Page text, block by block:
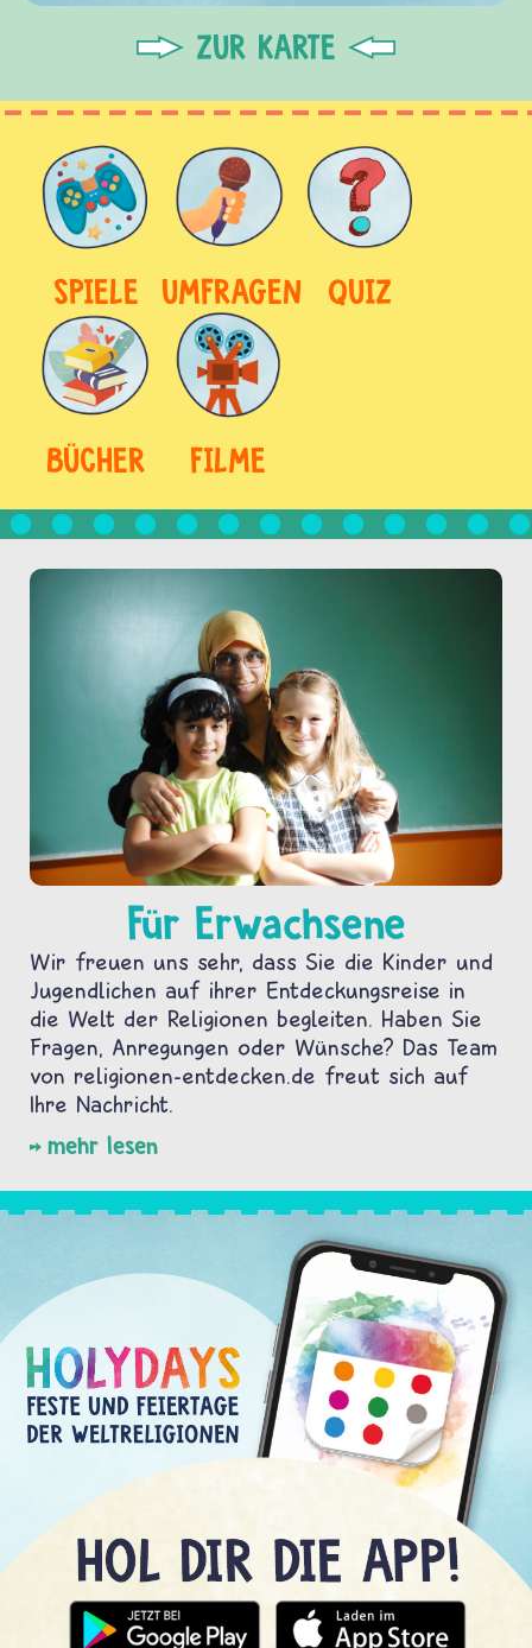
ZUR KARTE
SPIELE UMFRAGEN QUIZ
BÜCHER FILME
Für Erwachsene
Wir freuen uns sehr, dass Sie die Kinder und
Jugendlichen auf ihrer Entdeckungsreise in
die Welt der Religionen begleiten. Haben Sie
Fragen, Anregungen oder Wünsche? Das Team
von religionen-entdecken.de freut sich auf
Ihre Nachricht.
mehr lesen